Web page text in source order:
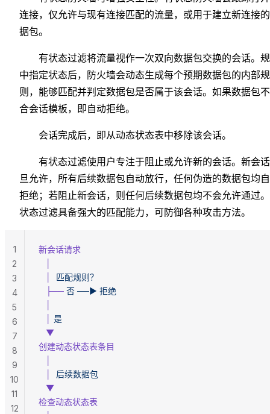
连接，仅允许与现有连接匹配的流量，或用于建立新连接
据包。
有状态过滤将流量视作一次双向数据包交换的会话。
中指定状态后，防火墙会动态生成每个预期数据包的内部规
则，能够匹配并判定数据包是否属于该会话。如果数据包
合会话模板，即自动拒绝。
会话完成后，即从动态状态表中移除该会话。
有状态过滤使用户专注于阻止或允许新的会话。新会
旦允许，所有后续数据包自动放行，任何伪造的数据包均
拒绝；若阻止新会话，则任何后续数据包均不会允许通过
状态过滤具备强大的匹配能力，可防御各种攻击方法。
新会话请求
  匹配规则？
   ├──
否 ──► 拒绝
是
   ▼
创建动态状态表条目
  后续数据包
   ▼
检查动态状态表
1
2
3
4
5
6
7
8
9
10
11
12